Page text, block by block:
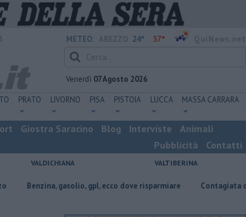
METEO: 24° 37°
Venerdì 07 Agosto 2026
PRATO LIVORNO PISA PISTOIA LUCCA MASSA CARRARA
Giostra Saracino Blog Interviste
Animali
Pubblicità
Contatti
VALDICHIANA VALTIBERINA
gasolio, gpl, ecco dove risparmiare Contagiata da